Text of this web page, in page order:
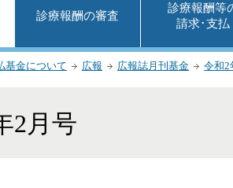
診療報酬の審査
診療報酬等
請求･支払
基金について 広報 広報誌月刊基金 令和2
2月号